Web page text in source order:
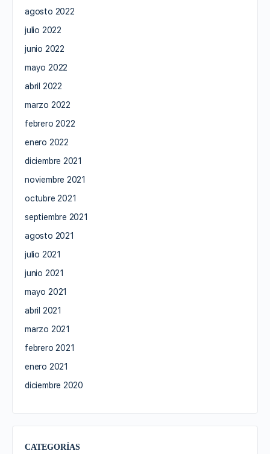
agosto 2022
julio 2022
junio 2022
mayo 2022
abril 2022
marzo 2022
febrero 2022
enero 2022
diciembre 2021
noviembre 2021
octubre 2021
septiembre 2021
agosto 2021
julio 2021
junio 2021
mayo 2021
abril 2021
marzo 2021
febrero 2021
enero 2021
diciembre 2020
CATEGORÍAS